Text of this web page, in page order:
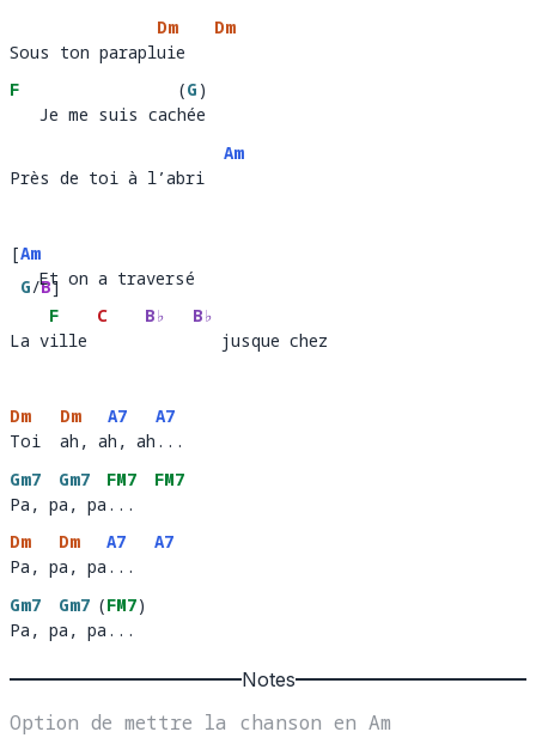
Sous ton parapl
Dm
uie
Dm
Sous ton parapluie
F
   Je me suis cac
(G )
ée
   Je me suis cachée
Près de toi à l’abri
Am
Près de toi à l’abri
[Am
  Et on a t
G/B]
rave
rsé
   Et on a traversé
La v
F
ille
C B♭
B♭
La ville              jusque chez
Dm
Toi
Dm
ah, a
A7
h, ah
A7
...
Toi  ah, ah, ah...
Gm7
Pa, p
Gm7
a, pa
FM7
...
FM7
Pa, pa, pa...
Dm
Pa, p
Dm
a, pa
A7
...
A7
Pa, pa, pa...
Gm7
Pa, p
Gm7
a, p
(FM7)
...
Pa, pa, pa...
Notes
Option de mettre la chanson en Am